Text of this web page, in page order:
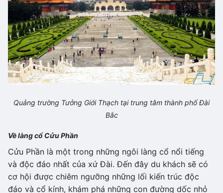
Quảng trường Tưởng Giới Thạch tại trung tâm thành phố Đài
Bắc
Về làng cổ Cửu Phần
Cửu Phần là một trong những ngôi làng cổ nổi tiếng
và độc đáo nhất của xứ Đài. Đến đây du khách sẽ có
cơ hội được chiêm ngưỡng những lối kiến trúc độc
đáo và cổ kính, khám phá những con đường dốc nhỏ